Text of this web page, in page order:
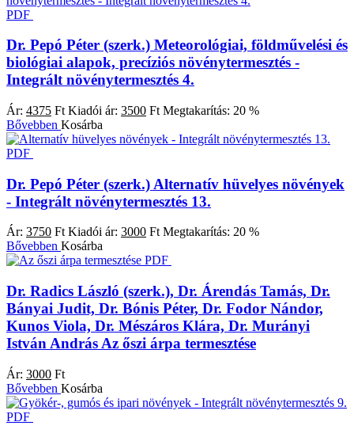
PDF
Dr. Pepó Péter (szerk.) Meteorológiai, földművelési és
biológiai alapok, precíziós növénytermesztés -
Integrált növénytermesztés 4.
Ár: 4375 Ft Kiadói ár: 3500 Ft Megtakarítás: 20 %
Bővebben Kosárba
PDF
Dr. Pepó Péter (szerk.) Alternatív hüvelyes növények
- Integrált növénytermesztés 13.
Ár: 3750 Ft Kiadói ár: 3000 Ft Megtakarítás: 20 %
Bővebben Kosárba
PDF
Dr. Radics László (szerk.), Dr. Árendás Tamás, Dr.
Bányai Judit, Dr. Bónis Péter, Dr. Fodor Nándor,
Kunos Viola, Dr. Mészáros Klára, Dr. Murányi
István András Az őszi árpa termesztése
Ár: 3000 Ft
Bővebben Kosárba
PDF